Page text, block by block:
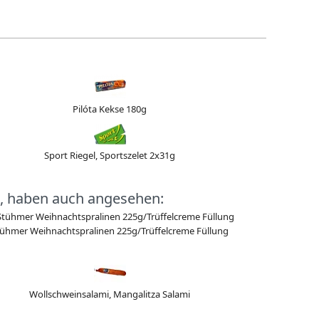
Pilóta Kekse 180g
Sport Riegel, Sportszelet 2x31g
auch angesehen:
Weihnachtspralinen 225g/Trüffelcreme Füllung
Wollschweinsalami, Mangalitza Salami